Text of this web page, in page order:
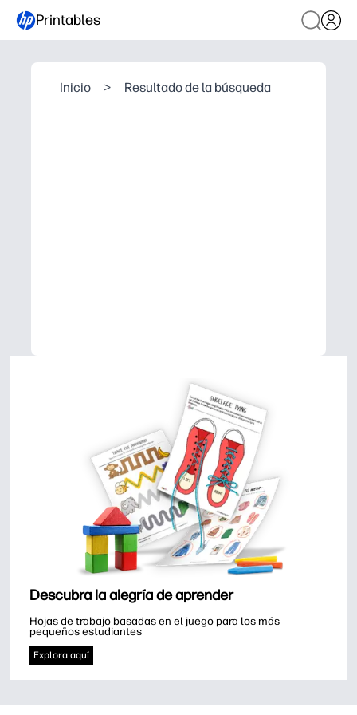
Printables
Inicio > Resultado de la búsqueda
Descubra la alegría de aprender
Hojas de trabajo basadas en el juego para los más
pequeños estudiantes
Explora aquí